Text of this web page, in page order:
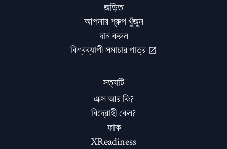
জড়িত
আপনার গ্রুপ খুঁজুন
দান করুন
বিশ্বব্যাপী সমাচার পাত্র
সত্যটি
এক্স আর কি?
বিদ্রোহী কেন?
ফাক
XReadiness